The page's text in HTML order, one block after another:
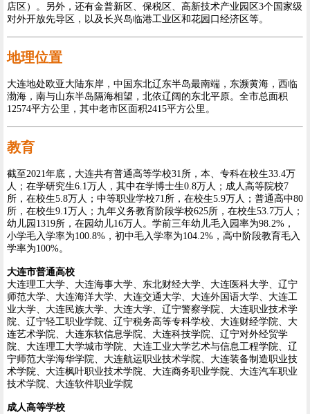
店区）。另外，还有金普新区、保税区、高新技术产业园区3个国家级
对外开放先导区，以及长兴岛临港工业区和花园口经济区等。
地理位置
大连地处欧亚大陆东岸，中国东北辽东半岛最南端，东濒黄海，西临
渤海，南与山东半岛隔海相望，北依辽阔的东北平原。全市总面积
12574平方公里，其中老市区面积2415平方公里。
教育
截至2021年底，大连共有普通高等学校31所，本、专科在校生33.4万
人；在学研究生6.1万人，其中在学博士生0.8万人；成人高等院校7
所，在校生5.8万人；中等职业学校71所，在校生5.9万人；普通高中80
所，在校生9.1万人；九年义务教育阶段学校625所，在校生53.7万人；
幼儿园1319所，在园幼儿16万人。学前三年幼儿毛入园率为98.2%，
小学毛入学率为100.8%，初中毛入学率为104.2%，高中阶段教育毛入
学率为100%。
大连市普通高校
大连理工大学、大连海事大学、东北财经大学、大连医科大学、辽宁
师范大学、大连海洋大学、大连交通大学、大连外国语大学、大连工
业大学、大连民族大学、大连大学、辽宁警察学院、大连职业技术学
院、辽宁轻工职业学院、辽宁税务高等专科学校、大连财经学院、大
连艺术学院、大连东软信息学院、大连科技学院、辽宁对外经贸学
院、大连理工大学城市学院、大连工业大学艺术与信息工程学院、辽
宁师范大学海华学院、大连航运职业技术学院、大连装备制造职业技
术学院、大连枫叶职业技术学院、大连商务职业学院、大连汽车职业
技术学院、大连软件职业学院
成人高等学校